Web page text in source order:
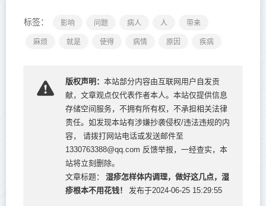
标签： 影响 问题 病人 人
带来
麻烦
就是 使得 病情 原因 疾病
版权声明： 本站部分内容由互联网用户自发贡
献，文章观点仅代表作者本人。本站仅提供信息
存储空间服务，不拥有所有权，不承担相关法律
责任。如发现本站有涉嫌抄袭侵权/违法违规的内
容， 请拨打网站电话或发送邮件至
1330763388@qq.com 反馈举报，一经查实，本
站将立刻删除。
文章标题：
湿疹怎样体内调理，做好这几点，湿
疹根本不用花钱！
发布于2024-06-25 15:29:55